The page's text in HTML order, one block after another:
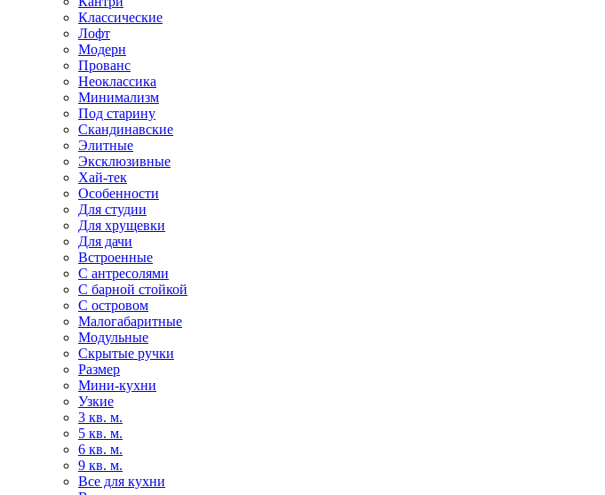
Классические
Лофт
Модерн
Прованс
Неоклассика
Минимализм
Под старину
Скандинавские
Элитные
Эксклюзивные
Хай-тек
Особенности
Для студии
Для хрущевки
Для дачи
Встроенные
С антресолями
С барной стойкой
С островом
Малогабаритные
Модульные
Скрытые ручки
Размер
Мини-кухни
Узкие
3 кв. м.
5 кв. м.
6 кв. м.
9 кв. м.
Все для кухни